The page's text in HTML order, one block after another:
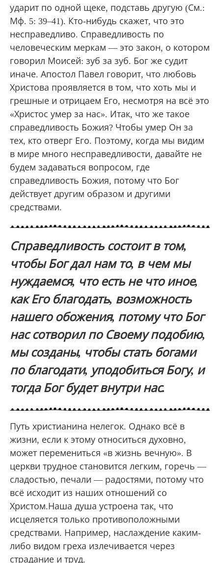
ударит по одной щеке, подставь другую (См.:
Мф. 5: 39‒41). Кто-нибудь скажет, что это
несправедливо. Справедливость по
человеческим меркам — это закон, о котором
говорил Моисей: зуб за зуб. Бог же судит
иначе. Апостол Павел говорит, что любовь
Христова проявляется в том, что хоть мы и
грешные и отрицаем Его, несмотря на всё это
«Христос умер за нас». Итак, что же такое
справедливость Божия? Чтобы умер Он за
тех, кто отверг Его. Поэтому, когда мы видим
в мире много несправедливости, давайте не
будем задаваться вопросом, где
справедливость Божия, потому что Бог
действует другим образом и другими
средствами.
Справедливость состоит в том,
чтобы Бог дал нам то, в чем мы
нуждаемся, что есть не что иное,
как Его благодать, возможность
нашего обожения, потому что Бог
нас сотворил по Своему подобию,
мы созданы, чтобы стать богами
по благодати, уподобиться Богу, и
тогда Бог будет внутри нас.
Путь христианина нелегок. Однако всё в
жизни, если к этому относиться духовно,
может перемениться «в жизнь вечную». В
церкви трудное становится легким, горечь —
сладостью, печали — радостями, потому что
всё исходит из наших отношений со
Христом.Наша душа устроена так, что
исцеляется только противоположными
средствами. Например, наслаждение каким-
либо видом греха излечивается через
страдание и труд.